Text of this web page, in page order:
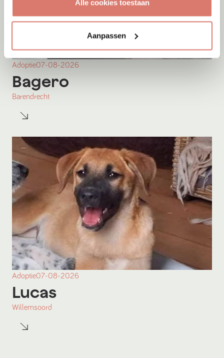
Alle cookies toestaan
Aanpassen
Adoptie07-08-2026
Bagero
Barendrecht
Adoptie07-08-2026
Lucas
Willemsoord